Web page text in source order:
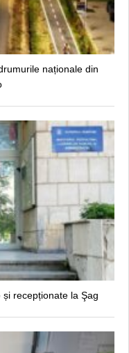
naționale din
recepționate la Şag